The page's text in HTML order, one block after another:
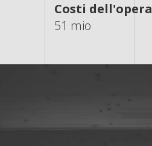
Costi dell'opera
51 mio